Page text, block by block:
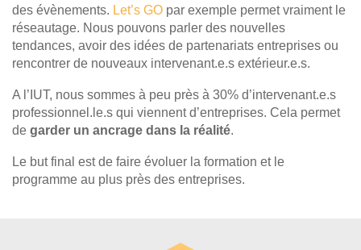
des évènements. Let’s GO par exemple permet vraiment le
réseautage. Nous pouvons parler des nouvelles
tendances, avoir des idées de partenariats entreprises ou
rencontrer de nouveaux intervenant.e.s extérieur.e.s.
A l’IUT, nous sommes à peu près à 30% d’intervenant.e.s
professionnel.le.s qui viennent d’entreprises. Cela permet
de garder un ancrage dans la réalité.
Le but final est de faire évoluer la formation et le
programme au plus près des entreprises.